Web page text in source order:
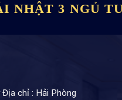
NHẬT 3 NGỦ
Địa chỉ : Hải Phòng